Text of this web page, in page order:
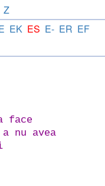
Z
EK ES E- ER EF
face
nu avea